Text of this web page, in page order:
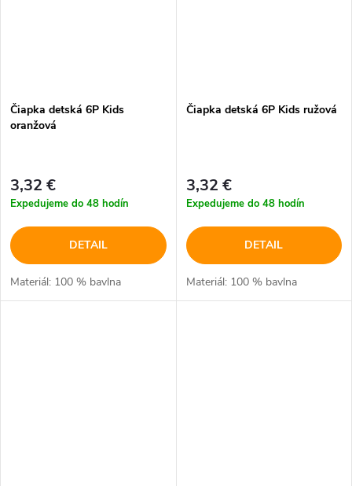
Čiapka detská 6P Kids
oranžová
3,32 €
Expedujeme do 48 hodín
DETAIL
Materiál: 100 % bavlna
Čiapka detská 6P Kids ružová
3,32 €
Expedujeme do 48 hodín
DETAIL
Materiál: 100 % bavlna